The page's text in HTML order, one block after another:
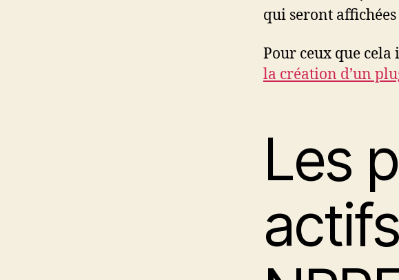
qui seront
Pour ceux que
la création d’un
Les